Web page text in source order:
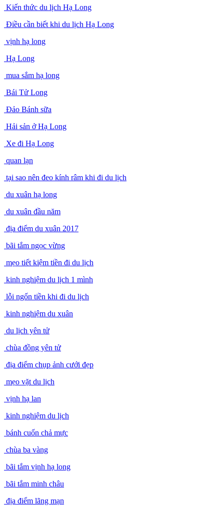
Kiến thức du lịch Hạ Long
Điều cần biết khi du lịch Hạ Long
vịnh hạ long
Hạ Long
mua sắm hạ long
Bái Tử Long
Đảo Bánh sữa
Hải sản ở Hạ Long
Xe đi Hạ Long
quan lạn
tại sao nên đeo kính râm khi đi du lịch
du xuân hạ long
du xuân đầu năm
địa điểm du xuân 2017
bãi tắm ngọc vừng
mẹo tiết kiệm tiền đi du lịch
kinh nghiệm du lịch 1 mình
lỗi ngốn tiền khi đi du lịch
kinh nghiệm du xuân
du lịch yên tử
chùa đồng yên tử
địa điểm chụp ảnh cưới đẹp
mẹo vặt du lịch
vịnh hạ lan
kinh nghiệm du lịch
bánh cuốn chả mực
chùa ba vàng
bãi tắm vịnh hạ long
bãi tắm minh châu
địa điểm lãng mạn